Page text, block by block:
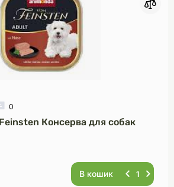
0
Консерва для собак
В кошик